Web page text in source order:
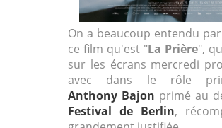
On a beaucoup entendu
ce film qu'est "La Prière",
sur les écrans mercredi
avec dans le rôle
Anthony Bajon primé au
Festival de Berlin,